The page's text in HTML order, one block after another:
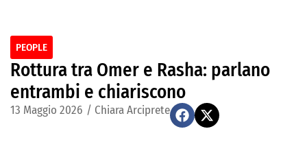
PEOPLE
Rottura tra Omer e Rasha: parlano
entrambi e chiariscono
13 Maggio 2026 / Chiara Arciprete